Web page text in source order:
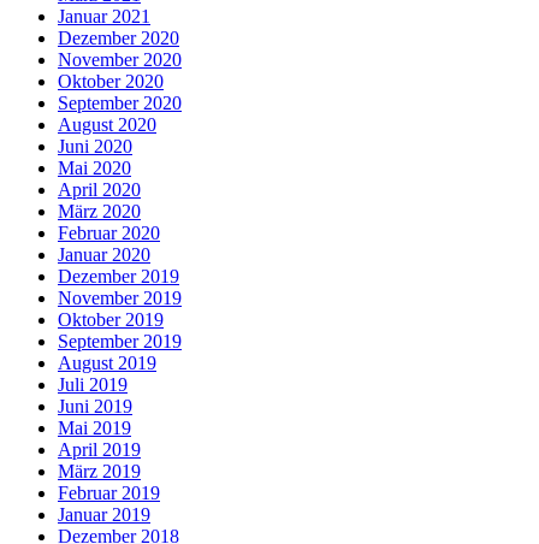
Januar 2021
Dezember 2020
November 2020
Oktober 2020
September 2020
August 2020
Juni 2020
Mai 2020
April 2020
März 2020
Februar 2020
Januar 2020
Dezember 2019
November 2019
Oktober 2019
September 2019
August 2019
Juli 2019
Juni 2019
Mai 2019
April 2019
März 2019
Februar 2019
Januar 2019
Dezember 2018